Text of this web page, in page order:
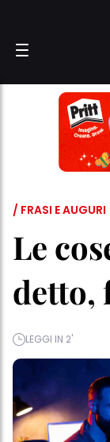
/ FRASI E AUGURI
Le
detto,
LEGGI IN 2'